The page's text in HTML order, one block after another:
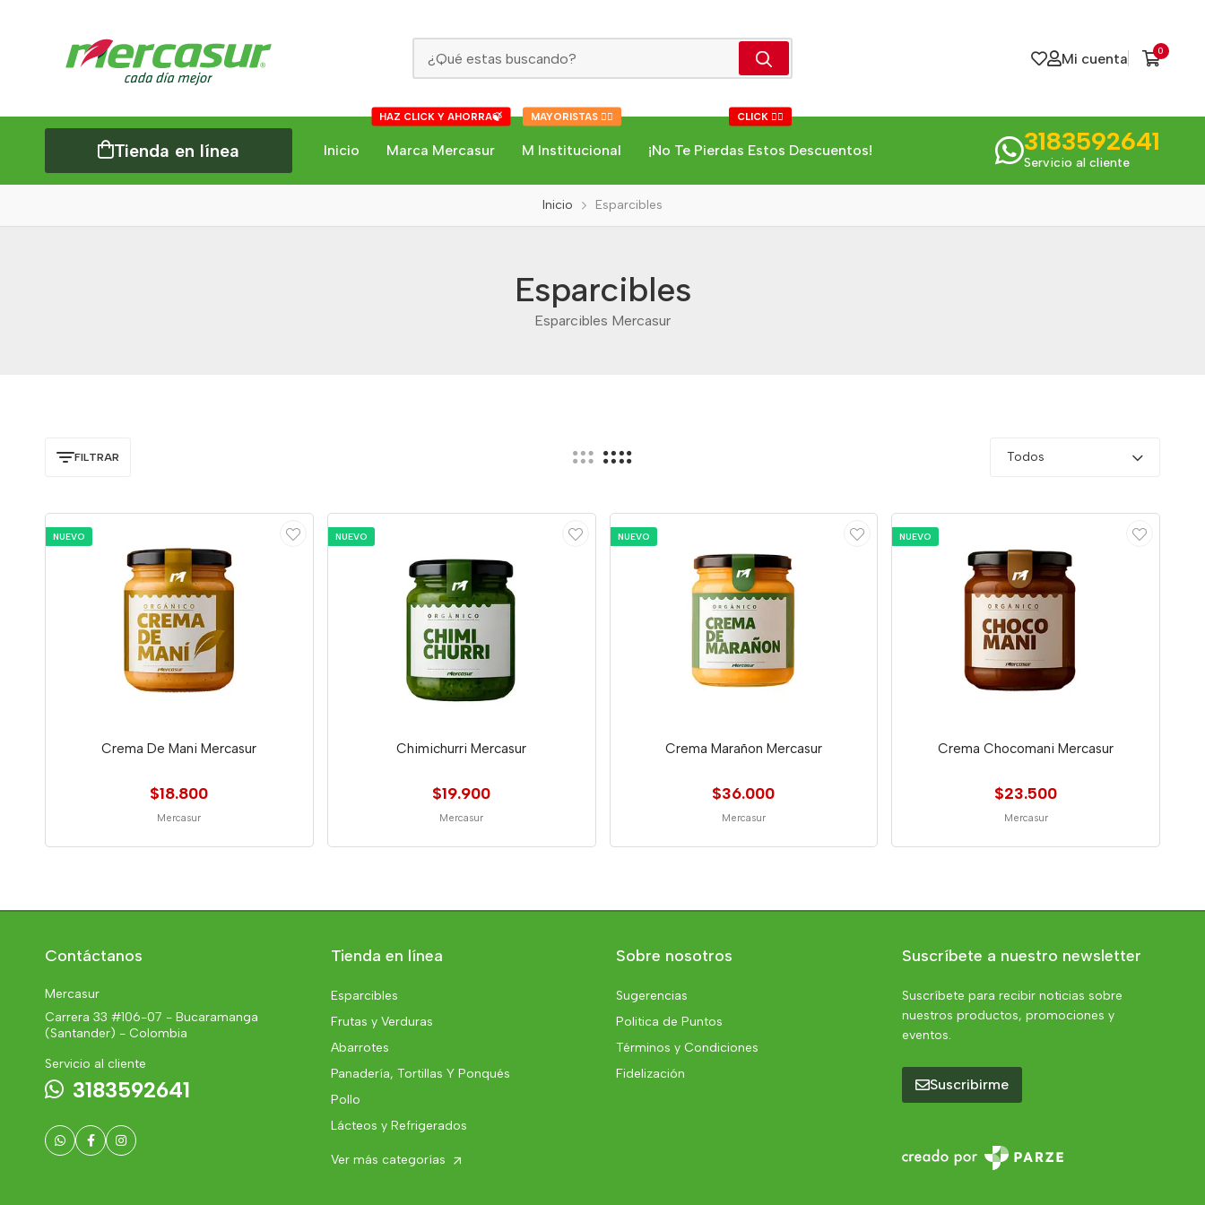
Mi cuenta 0
Tienda en línea Inicio Marca Mercasur
HAZ CLICK Y AHORRA🍃
M Institucional
MAYORISTAS 👇🏻
¡No Te Pierdas Estos Descuentos!
CLICK 👇🏻
3183592641
Servicio al cliente
Inicio Esparcibles
Esparcibles
Esparcibles Mercasur
FILTRAR Todos
NUEVO
Crema De Mani Mercasur
$18.800
Mercasur
NUEVO
Chimichurri Mercasur
$19.900
Mercasur
NUEVO
Crema Marañon Mercasur
$36.000
Mercasur
NUEVO
Crema Chocomani Mercasur
$23.500
Mercasur
Contáctanos
Mercasur
Carrera 33 #106-07 - Bucaramanga
(Santander) - Colombia
Servicio al cliente
3183592641
Tienda en línea
Esparcibles
Frutas y Verduras
Abarrotes
Panadería, Tortillas Y Ponqués
Pollo
Lácteos y Refrigerados
Ver más categorías
Sobre nosotros
Sugerencias
Politica de Puntos
Términos y Condiciones
Fidelización
Suscríbete a nuestro newsletter
Suscríbete para recibir noticias sobre
nuestros productos, promociones y
eventos.
Suscribirme